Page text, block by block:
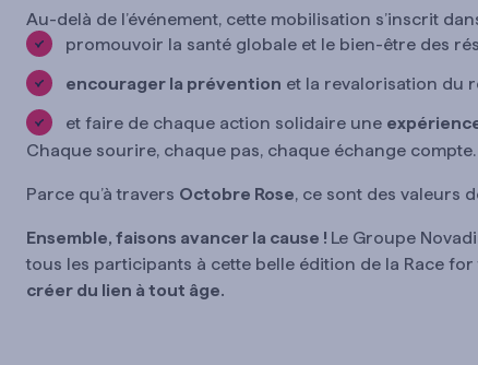
Au-delà de l’événement, cette mobilisation s’inscrit
promouvoir la santé globale et le bien-être des
encourager la prévention et la revalorisation du
et faire de chaque action solidaire une
Chaque sourire, chaque pas, chaque échange compte.
Parce qu’à travers Octobre Rose, ce sont des valeurs
Ensemble, faisons avancer la cause ! Le Groupe
tous les participants à cette belle édition de la Race
créer du lien à tout âge.